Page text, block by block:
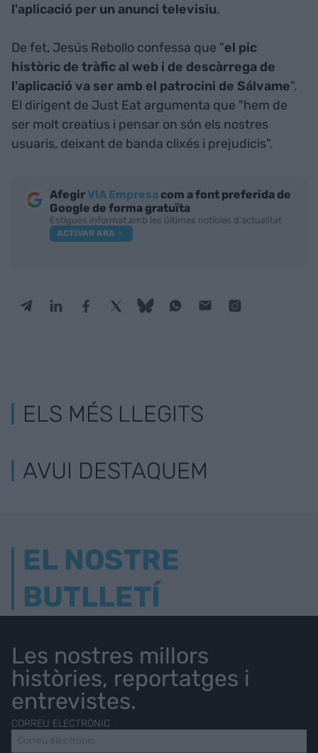
l'aplicació per un anunci televisiu.
De fet, Jesús Rebollo confessa que "el pic
històric de tràfic al web i de descàrrega de
l'aplicació va ser amb el patrocini de Sálvame".
El dirigent de Just Eat argumenta que "hem de
ser molt creatius i pensar on són els nostres
usuaris, deixant de banda clixés i prejudicis".
AfegirVIA Empresa com a font preferida de
Google de forma gratuïta
Estigues informat amb les últimes notícies d'actualitat
ACTIVAR ARA
ELS MÉS LLEGITS
AVUI DESTAQUEM
EL NOSTRE
BUTLLETÍ
Les nostres millors
històries, reportatges i
entrevistes.
CORREU ELECTRÒNIC